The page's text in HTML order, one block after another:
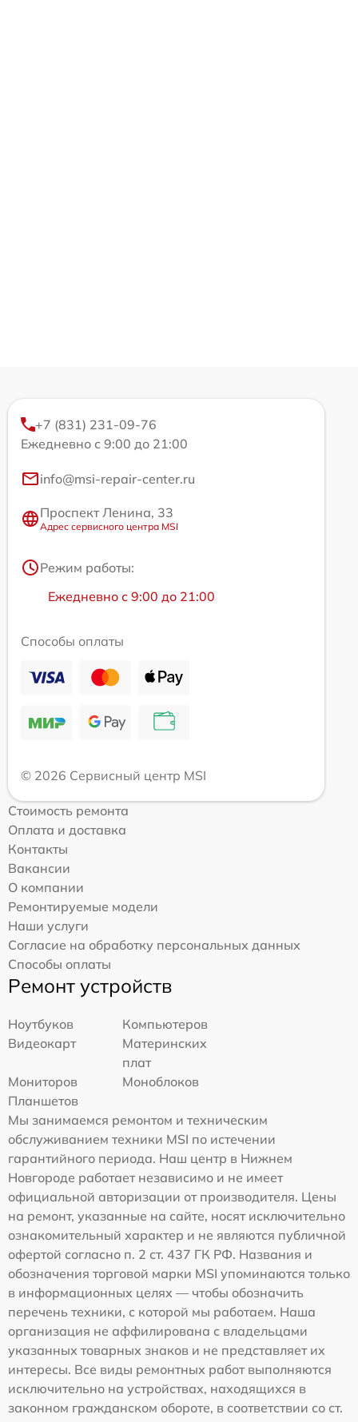
+7 (831) 231-09-76
Ежедневно с 9:00 до 21:00
info@msi-repair-center.ru
Проспект Ленина, 33
Адрес сервисного центра MSI
Режим работы:
Ежедневно с 9:00 до 21:00
Способы оплаты
© 2026 Сервисный центр MSI
Стоимость ремонта
Оплата и доставка
Контакты
Вакансии
О компании
Ремонтируемые модели
Наши услуги
Согласие на обработку персональных данных
Способы оплаты
Ремонт устройств
Ноутбуков
Компьютеров
Видеокарт
Материнских
плат
Мониторов
Моноблоков
Планшетов
Мы занимаемся ремонтом и техническим
обслуживанием техники MSI по истечении
гарантийного периода. Наш центр в Нижнем
Новгороде работает независимо и не имеет
официальной авторизации от производителя. Цены
на ремонт, указанные на сайте, носят исключительно
ознакомительный характер и не являются публичной
офертой согласно п. 2 ст. 437 ГК РФ. Названия и
обозначения торговой марки MSI упоминаются только
в информационных целях — чтобы обозначить
перечень техники, с которой мы работаем. Наша
организация не аффилирована с владельцами
указанных товарных знаков и не представляет их
интересы. Все виды ремонтных работ выполняются
исключительно на устройствах, находящихся в
законном гражданском обороте, в соответствии со ст.